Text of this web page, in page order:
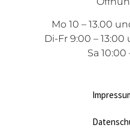
Mo 10 – 13.00
Di-Fr 9:00 – 13:00
Sa 10:00